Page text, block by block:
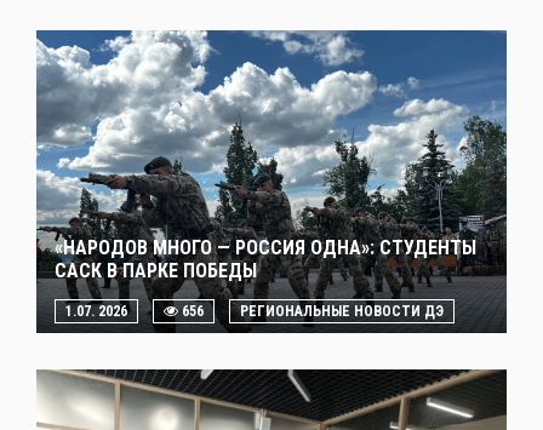
«НАРОДОВ МНОГО — РОССИЯ ОДНА»: СТУДЕНТЫ
САСК В ПАРКЕ ПОБЕДЫ
1.07. 2026 656 РЕГИОНАЛЬНЫЕ НОВОСТИ ДЭ